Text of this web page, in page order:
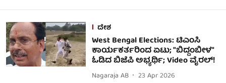
ದೇಶ
West Bengal Elections: ಟಿಎಂಸಿ
ಕಾರ್ಯಕರ್ತರಿಂದ ಏಟು; "ಬಿದ್ದಂಬೀಳ"
ಓಡಿದ ಬಿಜೆಪಿ ಅಭ್ಯರ್ಥಿ; Video ವೈರಲ್!
Nagaraja AB
23 Apr 2026